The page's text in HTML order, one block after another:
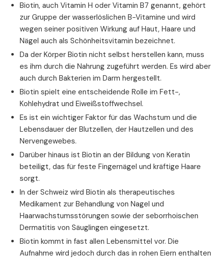
Biotin, auch Vitamin H oder Vitamin B7 genannt, gehört
zur Gruppe der wasserlöslichen B-Vitamine und wird
wegen seiner positiven Wirkung auf Haut, Haare und
Nägel auch als Schönheitsvitamin bezeichnet.
Da der Körper Biotin nicht selbst herstellen kann, muss
es ihm durch die Nahrung zugeführt werden. Es wird aber
auch durch Bakterien im Darm hergestellt.
Biotin spielt eine entscheidende Rolle im Fett-,
Kohlehydrat und Eiweißstoffwechsel.
Es ist ein wichtiger Faktor für das Wachstum und die
Lebensdauer der Blutzellen, der Hautzellen und des
Nervengewebes.
Darüber hinaus ist Biotin an der Bildung von Keratin
beteiligt, das für feste Fingernägel und kräftige Haare
sorgt.
In der Schweiz wird Biotin als therapeutisches
Medikament zur Behandlung von Nagel und
Haarwachstumsstörungen sowie der seborrhoischen
Dermatitis von Säuglingen eingesetzt.
Biotin kommt in fast allen Lebensmittel vor. Die
Aufnahme wird jedoch durch das in rohen Eiern enthalten